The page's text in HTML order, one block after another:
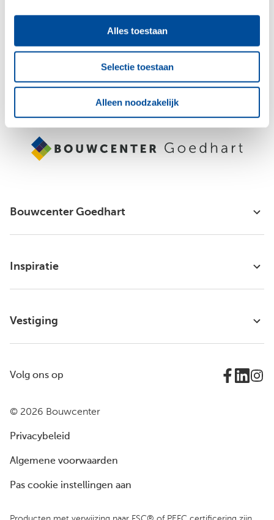
Alles toestaan
Selectie toestaan
Alleen noodzakelijk
Raadpleegons privacybeleidvoor meer informatie over hoe we jouw
Aanmelden
Bouwcenter Goedhart
Inspiratie
Vestiging
© 2026 Bouwcenter
Privacybeleid
Algemene voorwaarden
Pas cookie instellingen aan
Volg ons op